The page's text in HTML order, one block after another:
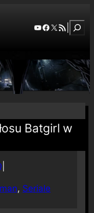
YouTube
Facebook
X RSS Feed
Batgirl w
, Seriale